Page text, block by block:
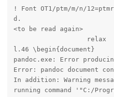
! Font OT1/ptm/m/n/
d.
<to be read again>
                   relax
l.46 \begin{document}
pandoc.exe: Error
Error: pandoc document
In addition: Warning
running command '"C:/